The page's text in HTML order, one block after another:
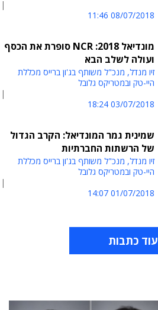
08/07/2018 11:46
מונדיאל 2018: NCR סופרת את הכסף
ועולה לשלב הבא
זיו מנדל, מנכ"ל משותף בג'ון ברייס מכללת
היי-טק ובמטריקס גלובל
03/07/2018 18:24
שמינית גמר המונדיאל: הקרב הגדול
של הרשתות החברתיות
זיו מנדל, מנכ"ל משותף בג'ון ברייס מכללת
היי-טק ובמטריקס גלובל
01/07/2018 14:07
עוד כתבות